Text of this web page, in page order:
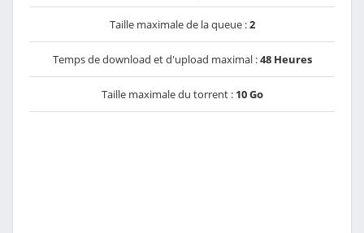
Taille maximale de la queue :2
Temps de download et d'upload maximal :48 Heures
Taille maximale du torrent : 10 Go